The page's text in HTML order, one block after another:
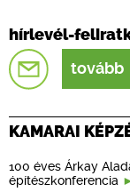
hírlevél-
tovább
KAMARAI
100 éves Árkay
építészkonferencia